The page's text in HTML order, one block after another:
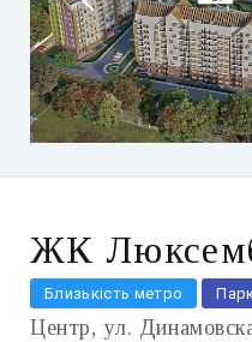
ЖК
Близькість метро
Центр ул.